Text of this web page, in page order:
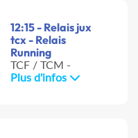
12:15 - Relais jux
tcx - Relais
Running
TCF / TCM -
Plus d'infos